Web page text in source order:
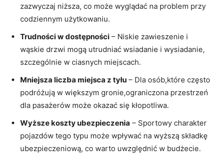
zazwyczaj niższa, co⁣ może wyglądać na problem przy
codziennym użytkowaniu.
Trudności w dostępności – Niskie zawieszenie i
⁢wąskie drzwi mogą utrudniać ‌wsiadanie i wysiadanie,
szczególnie w ciasnych miejscach.
Mniejsza liczba miejsca ‌z tyłu – Dla osób,które często
podróżują w większym gronie,ograniczona przestrzeń
dla ‍pasażerów może okazać się kłopotliwa.
Wyższe koszty ubezpieczenia – Sportowy charakter
⁣pojazdów ⁢tego typu​ może wpływać na wyższą składkę
ubezpieczeniową, co warto uwzględnić w budżecie.